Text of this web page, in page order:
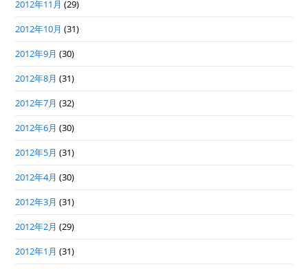
2012年11月 (29)
2012年10月 (31)
2012年9月 (30)
2012年8月 (31)
2012年7月 (32)
2012年6月 (30)
2012年5月 (31)
2012年4月 (30)
2012年3月 (31)
2012年2月 (29)
2012年1月 (31)